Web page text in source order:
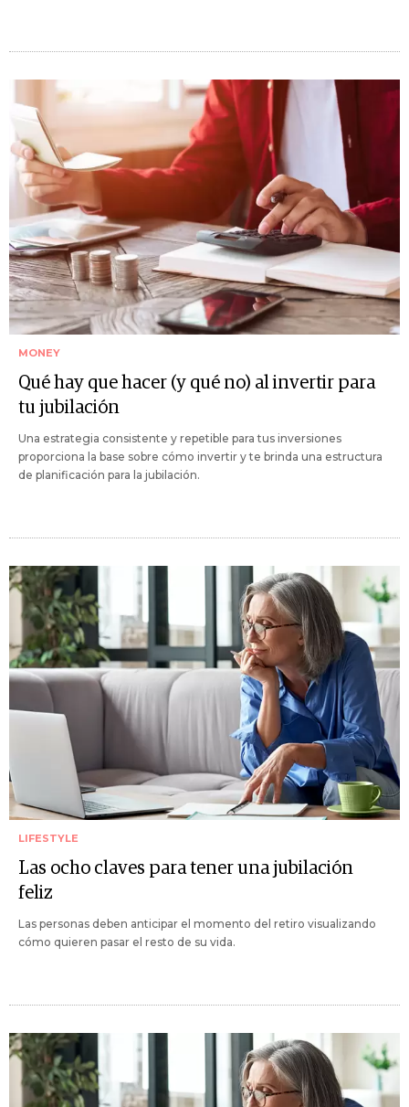
MONEY
Qué hay que hacer (y qué no) al invertir para
tu jubilación
Una estrategia consistente y repetible para tus inversiones
proporciona la base sobre cómo invertir y te brinda una estructura
de planificación para la jubilación.
LIFESTYLE
Las ocho claves para tener una jubilación
feliz
Las personas deben anticipar el momento del retiro visualizando
cómo quieren pasar el resto de su vida.